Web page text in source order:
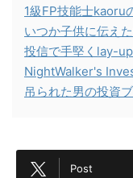
1級FP技能士kaoru
いつか子供に伝え
投信で手堅くlay-
NightWalker's
吊られた男の投資
Post